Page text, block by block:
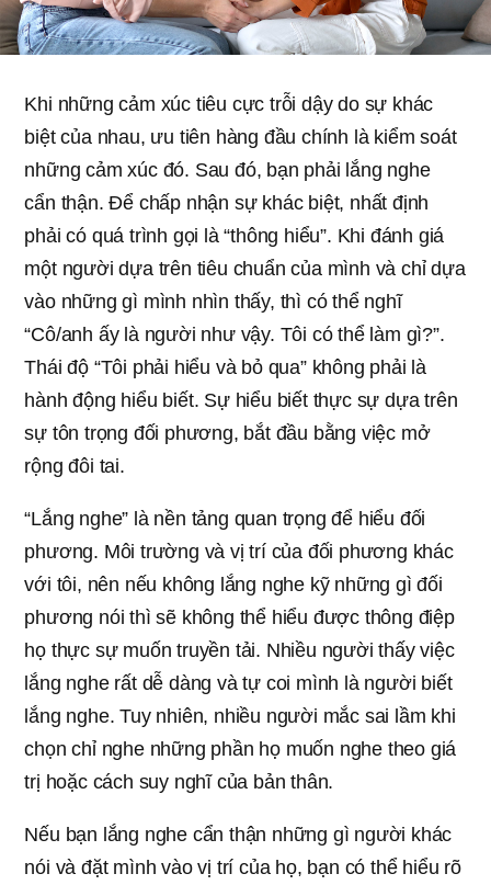
Khi những cảm xúc tiêu cực trỗi dậy do sự khác
biệt của nhau, ưu tiên hàng đầu chính là kiểm soát
những cảm xúc đó. Sau đó, bạn phải lắng nghe
cẩn thận. Để chấp nhận sự khác biệt, nhất định
phải có quá trình gọi là “thông hiểu”. Khi đánh giá
một người dựa trên tiêu chuẩn của mình và chỉ dựa
vào những gì mình nhìn thấy, thì có thể nghĩ
“Cô/anh ấy là người như vậy. Tôi có thể làm gì?”.
Thái độ “Tôi phải hiểu và bỏ qua” không phải là
hành động hiểu biết. Sự hiểu biết thực sự dựa trên
sự tôn trọng đối phương, bắt đầu bằng việc mở
rộng đôi tai.
“Lắng nghe” là nền tảng quan trọng để hiểu đối
phương. Môi trường và vị trí của đối phương khác
với tôi, nên nếu không lắng nghe kỹ những gì đối
phương nói thì sẽ không thể hiểu được thông điệp
họ thực sự muốn truyền tải. Nhiều người thấy việc
lắng nghe rất dễ dàng và tự coi mình là người biết
lắng nghe. Tuy nhiên, nhiều người mắc sai lầm khi
chọn chỉ nghe những phần họ muốn nghe theo giá
trị hoặc cách suy nghĩ của bản thân.
Nếu bạn lắng nghe cẩn thận những gì người khác
nói và đặt mình vào vị trí của họ, bạn có thể hiểu rõ